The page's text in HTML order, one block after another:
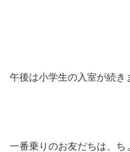
午後は小学生の入室が続き
一番乗りのお友だちは、ち